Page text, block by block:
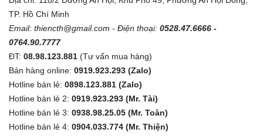
TP. Hồ Chí Minh
Email: thiencth@gmail.com - Điện thoại: 0528.47.6666 -
0764.90.7777
ĐT: 08.98.123.881 (Tư vấn mua hàng)
Bán hàng online: 0919.923.293 (Zalo)
Hotline bán lẻ: 0898.123.881 (Zalo)
Hotline bán lẻ 2: 0919.923.293 (Mr. Tài)
Hotline bán lẻ 3: 0938.98.25.05 (Mr. Toàn)
Hotline bán lẻ 4: 0904.033.774 (Mr. Thiện)